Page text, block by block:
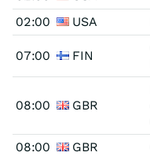
02:00
USA
07:00 FIN
08:00 GBR
08:00 GBR